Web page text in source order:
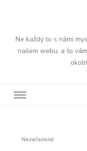
Ne každý to s námi
našem webu, a to
Nezařazené